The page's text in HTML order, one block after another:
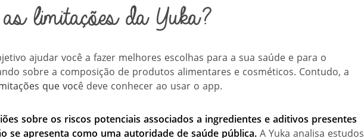
limitações da Yuka?
ajudar você a fazer melhores escolhas para a sua saúde e para o
sobre a composição de produtos alimentares e cosméticos. Contudo, a
que você deve conhecer ao usar o app.
sobre os riscos potenciais associados a ingredientes e aditivos presentes
se apresenta como uma autoridade de saúde pública. A Yuka analisa estudos